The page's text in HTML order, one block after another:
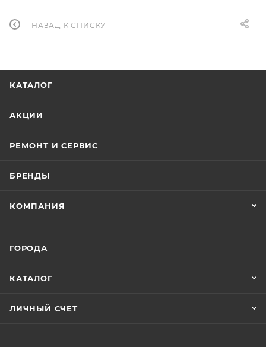
НАЗАД К СПИСКУ
КАТАЛОГ
АКЦИИ
РЕМОНТ И СЕРВИС
БРЕНДЫ
КОМПАНИЯ
ГОРОДА
КАТАЛОГ
ЛИЧНЫЙ СЧЕТ